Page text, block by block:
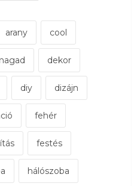
arany cool
dekor
diy dizájn
fehér
festés
hálószoba